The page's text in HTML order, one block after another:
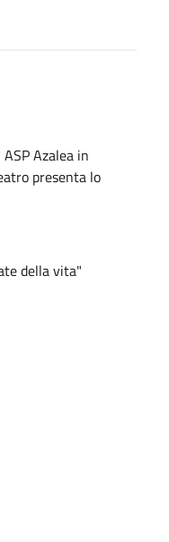
Azalea in
presenta lo
della vita"